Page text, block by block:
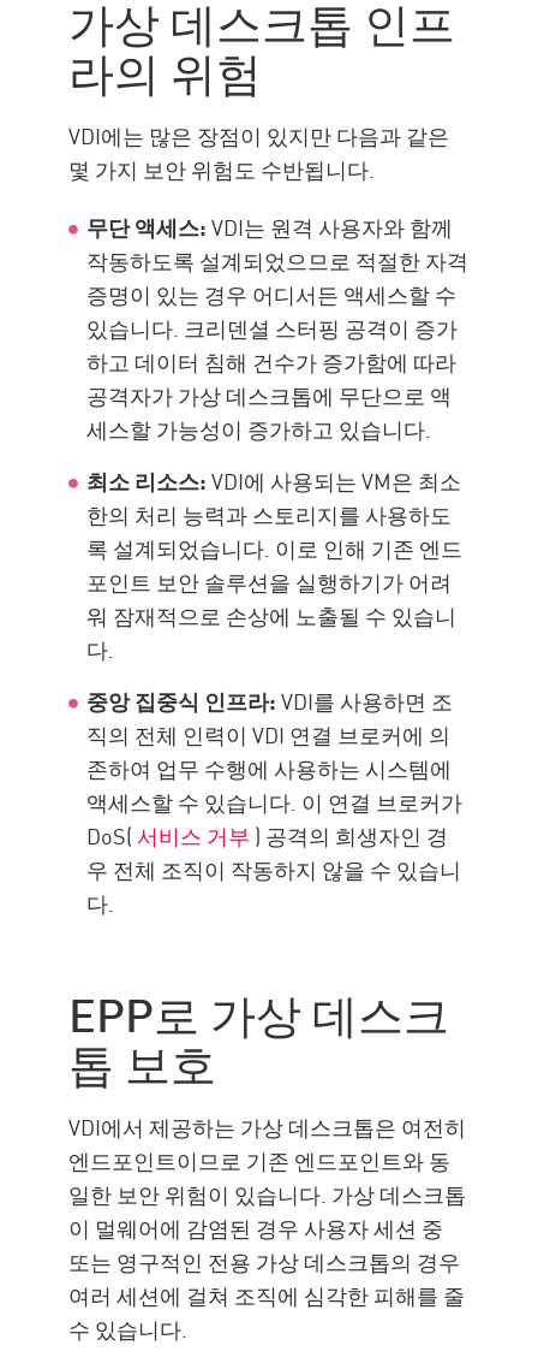
가상 데스크톱 인프
라의 위험
VDI에는 많은 장점이 있지만 다음과 같은
몇 가지 보안 위험도 수반됩니다.
무단 액세스:VDI는 원격 사용자와 함께
작동하도록 설계되었으므로 적절한 자격
증명이 있는 경우 어디서든 액세스할 수
있습니다. 크리덴셜 스터핑 공격이 증가
하고 데이터 침해 건수가 증가함에 따라
공격자가 가상 데스크톱에 무단으로 액
세스할 가능성이 증가하고 있습니다.
최소 리소스:VDI에 사용되는 VM은 최소
한의 처리 능력과 스토리지를 사용하도
록 설계되었습니다. 이로 인해 기존 엔드
포인트 보안 솔루션을 실행하기가 어려
워 잠재적으로 손상에 노출될 수 있습니
다.
중앙 집중식 인프라:VDI를 사용하면 조
직의 전체 인력이 VDI 연결 브로커에 의
존하여 업무 수행에 사용하는 시스템에
액세스할 수 있습니다. 이 연결 브로커가
DoS( 서비스 거부 ) 공격의 희생자인 경
우 전체 조직이 작동하지 않을 수 있습니
다.
EPP로 가상 데스크
톱 보호
VDI에서 제공하는 가상 데스크톱은 여전히
엔드포인트이므로 기존 엔드포인트와 동
일한 보안 위험이 있습니다. 가상 데스크톱
이 멀웨어에 감염된 경우 사용자 세션 중
또는 영구적인 전용 가상 데스크톱의 경우
여러 세션에 걸쳐 조직에 심각한 피해를 줄
수 있습니다.